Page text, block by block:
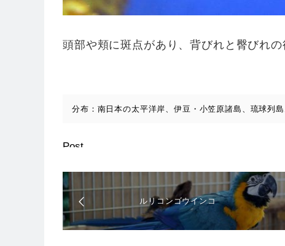
頭部や頬に斑点があり、背びれと臀びれの
分布：南日本の太平洋岸、伊豆・小笠原諸島、琉球列島
Post
ルリコンゴウインコ